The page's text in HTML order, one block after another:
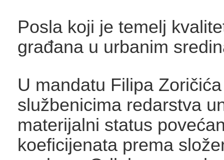
Posla koji je temelj
građana u urbanim
U mandatu Filipa Zoričića
službenicima redarstva
materijalni status
koeficijenata prema